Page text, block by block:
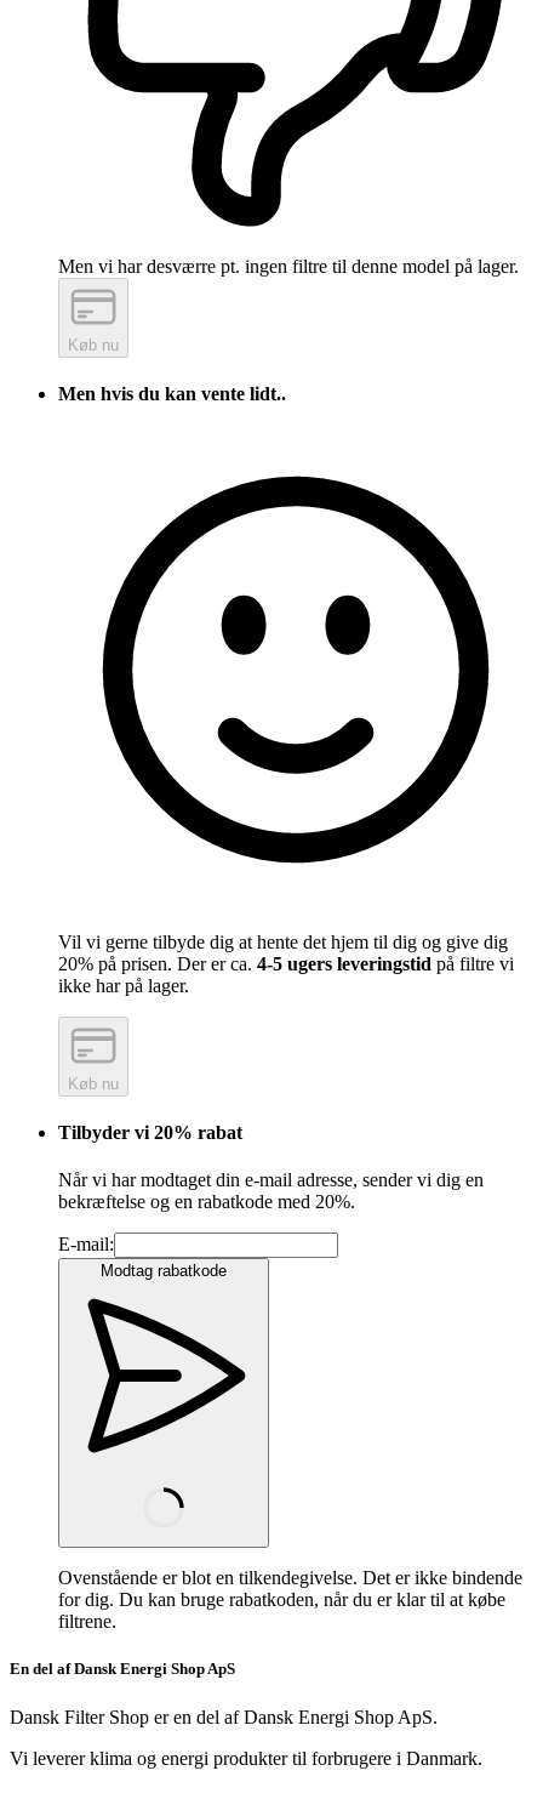
Men vi har desværre pt. ingen filtre til denne model på lager.
Køb nu
Men hvis du kan vente lidt..
Vil vi gerne tilbyde dig at hente det hjem til dig og give dig
20% på prisen. Der er ca. 4-5 ugers leveringstid på filtre vi
ikke har på lager.
Køb nu
Tilbyder vi 20% rabat
Når vi har modtaget din e-mail adresse, sender vi dig en
bekræftelse og en rabatkode med 20%.
E-mail:
Modtag rabatkode
Ovenstående er blot en tilkendegivelse. Det er ikke bindende
for dig. Du kan bruge rabatkoden, når du er klar til at købe
filtrene.
En del af Dansk Energi Shop ApS
Dansk Filter Shop er en del af Dansk Energi Shop ApS.
Vi leverer klima og energi produkter til forbrugere i Danmark.